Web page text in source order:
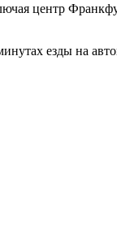
центр
езды на